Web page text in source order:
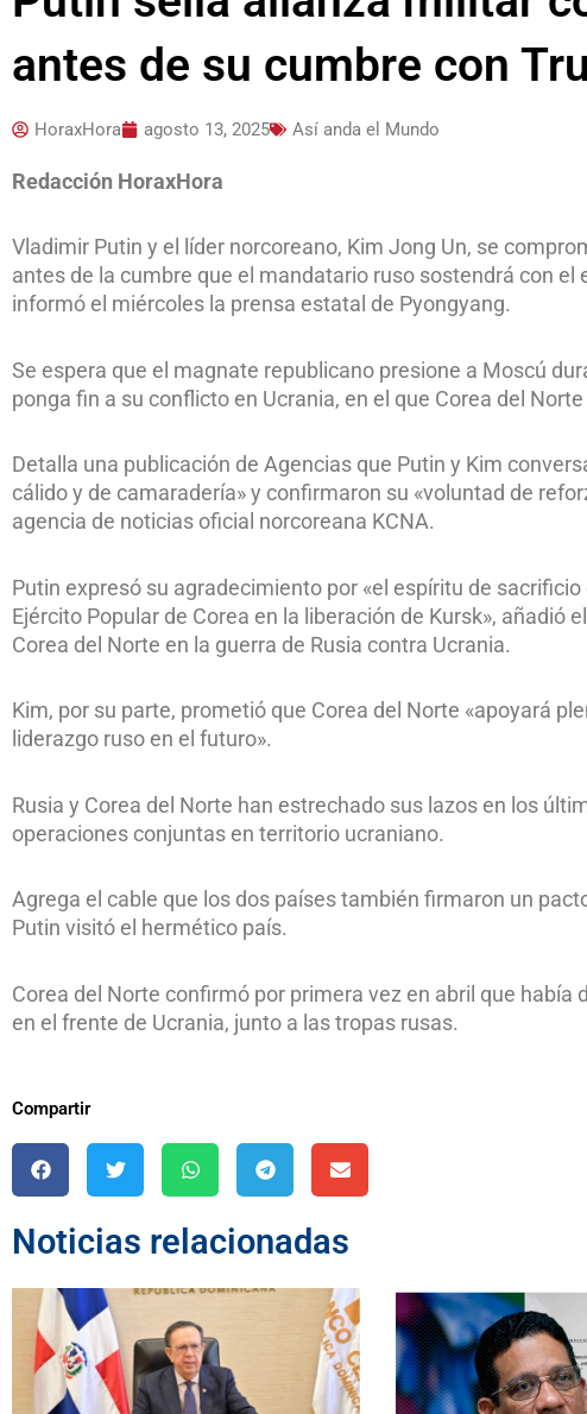
antes de su cumbre con
HoraxHora agosto 13, 2025 Así anda el Mundo
Redacción HoraxHora
Vladimir Putin y el líder norcoreano, Kim Jong Un, se
antes de la cumbre que el mandatario ruso sostendrá con el
informó el miércoles la prensa estatal de Pyongyang.
Se espera que el magnate republicano presione a Moscú
ponga fin a su conflicto en Ucrania, en el que Corea del
Detalla una publicación de Agencias que Putin y Kim
cálido y de camaradería» y confirmaron su «voluntad de
agencia de noticias oficial norcoreana KCNA.
Putin expresó su agradecimiento por «el espíritu de
Ejército Popular de Corea en la liberación de Kursk», añadió
Corea del Norte en la guerra de Rusia contra Ucrania.
Kim, por su parte, prometió que Corea del Norte «apoyará
liderazgo ruso en el futuro».
Rusia y Corea del Norte han estrechado sus lazos en los
operaciones conjuntas en territorio ucraniano.
Agrega el cable que los dos países también firmaron un
Putin visitó el hermético país.
Corea del Norte confirmó por primera vez en abril que
en el frente de Ucrania, junto a las tropas rusas.
Compartir
Noticias relacionadas